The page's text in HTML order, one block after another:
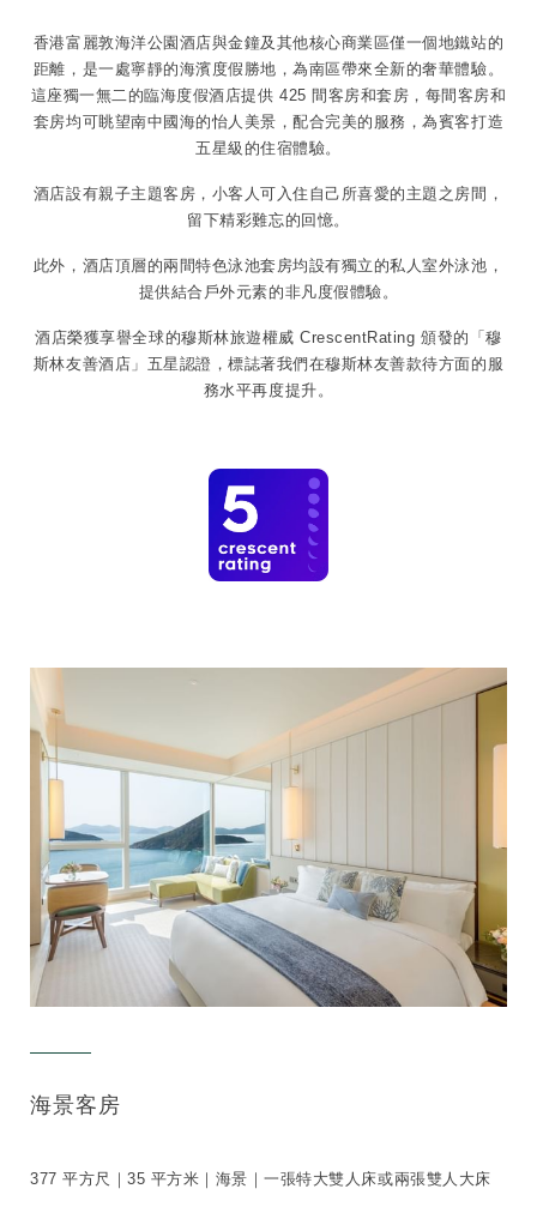
香港富麗敦海洋公園酒店與金鐘及其他核心商業區僅一個地鐵站的
距離，是一處寧靜的海濱度假勝地，為南區帶來全新的奢華體驗。
這座獨一無二的臨海度假酒店提供 425 間客房和套房，每間客房和
套房均可眺望南中國海的怡人美景，配合完美的服務，為賓客打造
五星級的住宿體驗。
酒店設有親子主題客房，小客人可入住自己所喜愛的主題之房間，
留下精彩難忘的回憶。
此外，酒店頂層的兩間特色泳池套房均設有獨立的私人室外泳池，
提供結合戶外元素的非凡度假體驗。
酒店榮獲享譽全球的穆斯林旅遊權威 CrescentRating 頒發的「穆
斯林友善酒店」五星認證，標誌著我們在穆斯林友善款待方面的服
務水平再度提升。
海景客房
377 平方尺｜35 平方米｜海景｜一張特大雙人床或兩張雙人大床